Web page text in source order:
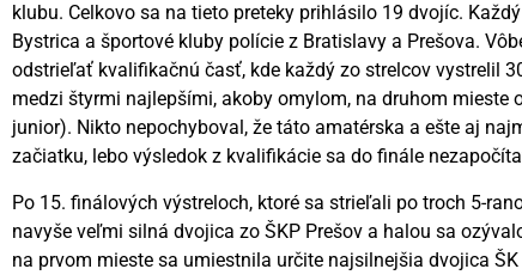
klubu. Celkovo sa na tieto preteky prihlásilo 19 dvojíc.
Bystrica a športové kluby polície z Bratislavy a Prešova.
odstrieľať kvalifikačnú časť, kde každý zo strelcov vystrelil
medzi štyrmi najlepšími, akoby omylom, na druhom
junior). Nikto nepochyboval, že táto amatérska a ešte aj
začiatku, lebo výsledok z kvalifikácie sa do finále
Po 15. finálových výstreloch, ktoré sa strieľali po troch 5-
navyše veľmi silná dvojica zo ŠKP Prešov a halou sa
na prvom mieste sa umiestnila určite najsilnejšia dvojica